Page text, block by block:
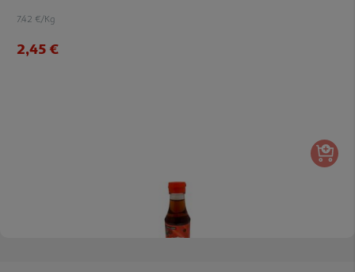
7.42 €/Kg
2,45 €